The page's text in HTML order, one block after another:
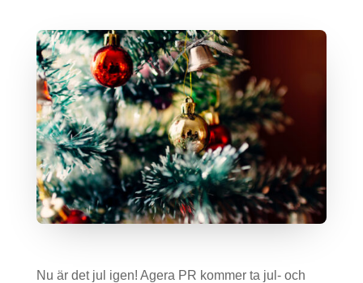
Nu är det jul igen! Agera PR kommer ta jul- och